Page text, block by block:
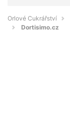
Orlové Cukrářství
Dortisimo.cz